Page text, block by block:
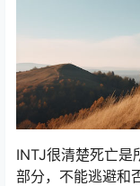
INTJ很清楚死亡是
部分，不能逃避和